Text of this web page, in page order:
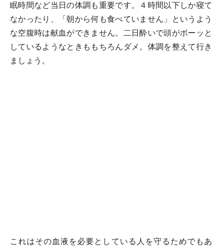
眠時間など当日の体調も重要です。４時間以下しか寝て
なかったり、「朝から何も食べていません」というよう
な空腹時は献血ができません。二日酔いで頭がボーッと
しているようなときももちろんダメ。体調を整えて行き
ましょう。
これはその血液を必要としている人を守るためでもあ